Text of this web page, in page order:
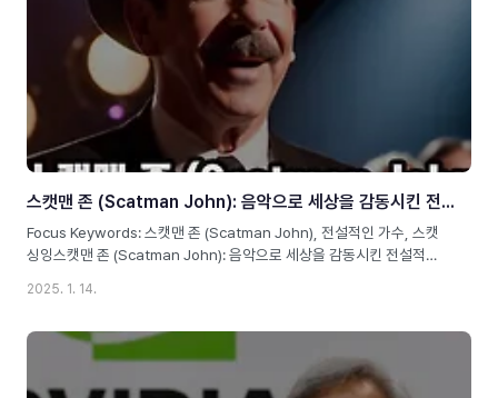
스캣맨 존 (Scatman John): 음악으로 세상을 감동시킨 전설적인 이야기
Focus Keywords: 스캣맨 존 (Scatman John), 전설적인 가수, 스캣
싱잉스캣맨 존 (Scatman John): 음악으로 세상을 감동시킨 전설적인
Larkin)은 단순히 독특한 음악 스타일로 유명한 가수가 아닙니다.그는
입니다.그의 히트곡 _Ski-Ba-Bop-Ba-Dop-Bop_과 _Scatman’s
World_는 단순한 댄스곡을 넘어, 사람들에게 용기를 북돋워 주는 강렬
한 메시지를 담고 있습니다. 이 블로그에서는 스캣맨 존의 삶과 업적을
2025. 1. 14.